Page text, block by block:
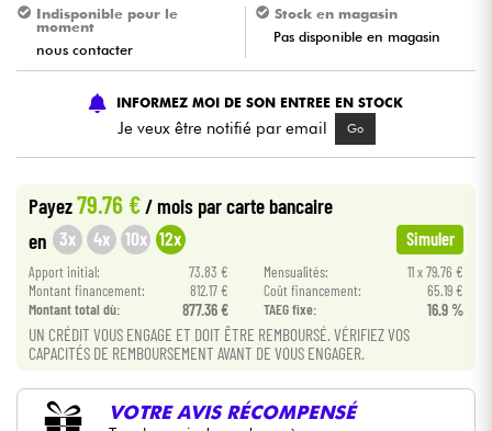
Violons & Quatuor
Eveil Musical
Câbles & Access.
Packs
Voir nos marques
Indisponible pour le
moment
nous contacter
Stock en magasin
Pas disponible en magasin
INFORMEZ MOI DE SON ENTREE EN STOCK
Je veux être notifié par email Go
Payez79.76 €/ mois par carte bancaire
en 3x 4x 10x 12x Simuler
Apport initial: 73.83 € Mensualités:
11 x 79.76 €
Montant financement:
812.17 € Coût financement:
65.19 €
Montant total dù:
877.36 € TAEG fixe: 16.9 %
UN CRÉDIT VOUS ENGAGE ET DOIT ÊTRE REMBOURSÉ. VÉRIFIEZ VOS
CAPACITÉS DE REMBOURSEMENT AVANT DE VOUS ENGAGER.
VOTRE AVIS RÉCOMPENSÉ